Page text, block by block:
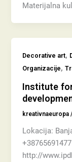
Materijalna
Decorative art,
Organizacije,
Institute
kreativnaeuropa
Lokacija:
http://